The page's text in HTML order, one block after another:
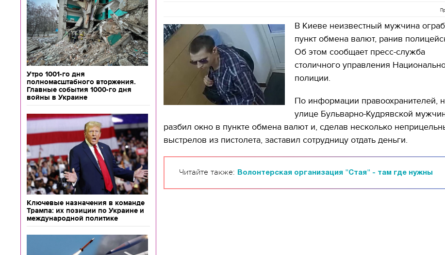
Утро 1001-го дня
полномасштабного вторжения.
Главные события 1000-го дня
войны в Украине
Ключевые назначения в команде
Трампа: их позиции по Украине и
международной политике
В Киеве неизвестный мужчина
пункт обмена валют, ранив
Об этом сообщает пресс-служба
столичного управления
полиции.
По информации правоохранителей,
улице Бульварно-Кудрявской
разбил окно в пункте обмена валют и, сделав несколько
выстрелов из пистолета, заставил сотрудницу отдать деньги.
Читайте также: Волонтерская организация "Стая" - там где нужны